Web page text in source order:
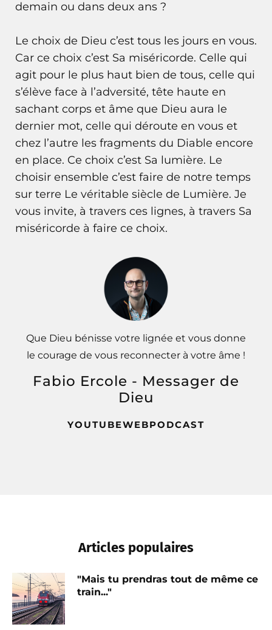
demain ou dans deux ans ?
Le choix de Dieu c’est tous les jours en vous.
Car ce choix c’est Sa miséricorde. Celle qui
agit pour le plus haut bien de tous, celle qui
s’élève face à l’adversité, tête haute en
sachant corps et âme que Dieu aura le
dernier mot, celle qui déroute en vous et
chez l’autre les fragments du Diable encore
en place. Ce choix c’est Sa lumière. Le
choisir ensemble c’est faire de notre temps
sur terre Le véritable siècle de Lumière. Je
vous invite, à travers ces lignes, à travers Sa
miséricorde à faire ce choix.
Que Dieu bénisse votre lignée et vous donne
le courage de vous reconnecter à votre âme !
Fabio Ercole - Messager de
Dieu
YOUTUBEWEBPODCAST
Articles populaires
"Mais tu prendras tout de même ce
train..."